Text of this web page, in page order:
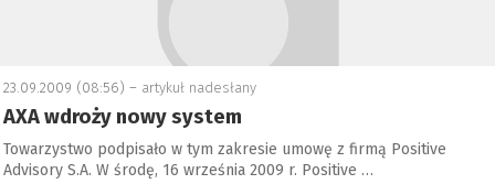
23.09.2009 (08:56) – artykuł nadesłany
AXA wdroży nowy system
Towarzystwo podpisało w tym zakresie umowę z firmą Positive
Advisory S.A. W środę, 16 września 2009 r. Positive …